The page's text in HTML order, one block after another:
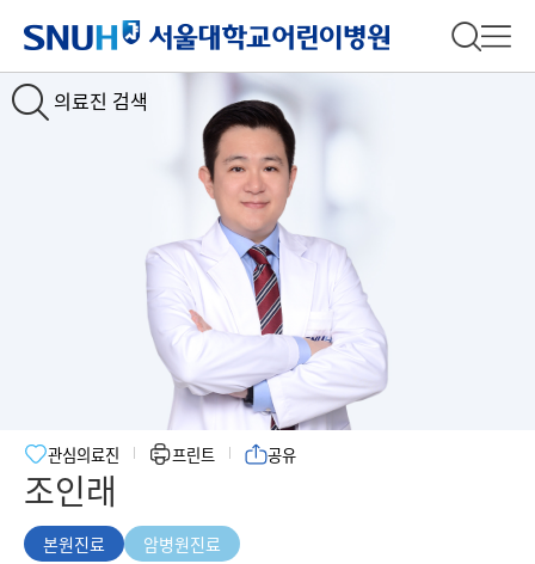
의료진 검색
서울대학교어린이병원
전체 검
조인래
관심의료진 프린트 공유
본원진료
암병원진료